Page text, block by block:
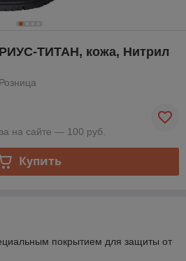
ТИТАН, кожа, Нитрил
Розница
на сайте — 100 руб.
Купить
покрытием для защиты от